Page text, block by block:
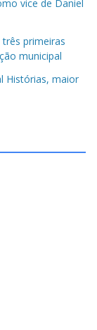
vice de Daniel
primeiras
municipal
Histórias, maior